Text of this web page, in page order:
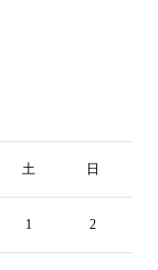
土 日
1 2